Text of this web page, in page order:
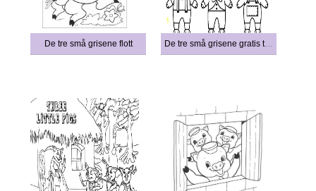
De tre små grisene flott De tre små grisene gratis trykk